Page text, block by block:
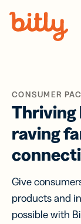
CONSUMER
Thriving
raving
Give
products and
possible with